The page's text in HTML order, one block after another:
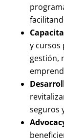
y cursos
gestión,
seguros